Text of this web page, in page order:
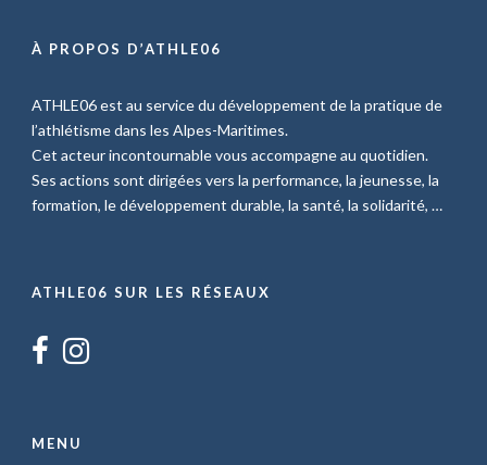
À PROPOS D’ATHLE06
ATHLE06 est au service du développement de la pratique de
l’athlétisme dans les Alpes-Maritimes.
Cet acteur incontournable vous accompagne au quotidien.
Ses actions sont dirigées vers la performance, la jeunesse, la
formation, le développement durable, la santé, la solidarité, …
ATHLE06 SUR LES RÉSEAUX
MENU